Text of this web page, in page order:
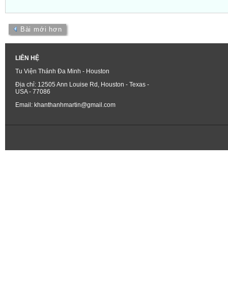
Bài mới hơn
LIÊN HỆ
Tu Viện Thánh Đa Minh - Houston
Địa chỉ: 12505 Ann Louise Rd, Houston - Texas -
USA - 77086
Email: khanthanhmartin@gmail.com